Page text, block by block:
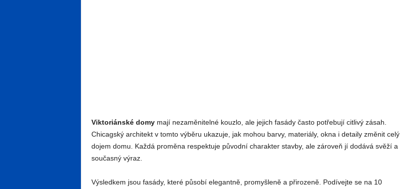
Viktoriánské domymají nezaměnitelné kouzlo, ale jejich fasády často potřebují citlivý zásah.
Chicagský architekt v tomto výběru ukazuje, jak mohou barvy, materiály, okna i detaily změnit celý
dojem domu. Každá proměna respektuje původní charakter stavby, ale zároveň jí dodává svěží a
současný výraz.
Výsledkem jsou fasády, které působí elegantně, promyšleně a přirozeně. Podívejte se na 10